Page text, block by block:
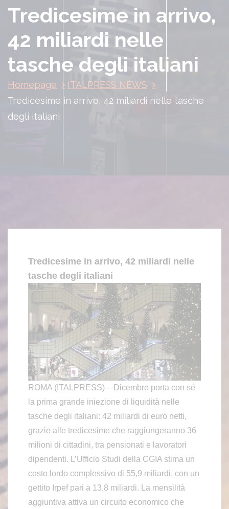
Tredicesime in arrivo,
42 miliardi nelle
tasche degli italiani
Homepage
ITALPRESS NEWS
Tredicesime in arrivo, 42 miliardi nelle tasche
degli italiani
Tredicesime in arrivo, 42 miliardi nelle
tasche degli italiani
ROMA (ITALPRESS) – Dicembre porta con sé
la prima grande iniezione di liquidità nelle
tasche degli italiani: 42 miliardi di euro netti,
grazie alle tredicesime che raggiungeranno 36
milioni di cittadini, tra pensionati e lavoratori
dipendenti. L’Ufficio Studi della CGIA stima un
costo lordo complessivo di 55,9 miliardi, con un
gettito Irpef pari a 13,8 miliardi. La mensilità
aggiuntiva attiva un circuito economico che